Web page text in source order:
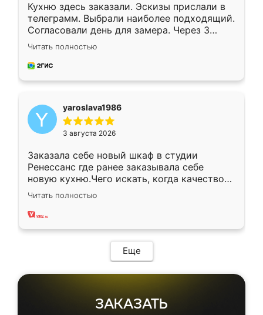
Кухню здесь заказали. Эскизы прислали в
телеграмм. Выбрали наиболее подходящий.
Согласовали день для замера. Через 3
недели кухня была уже готова. Остались
довольны работой. Спасибо Ренессанс
мебель за качественную работу!
Читать полностью
yaroslava1986
3 августа 2026
Заказала себе новый шкаф в студии
Ренессанс где ранее заказывала себе
новую кухню.Чего искать, когда качеством
вполне довольна. Служит кухня уже почти
два года, нареканий нет.
Читать полностью
Еще
ЗАКАЗАТЬ